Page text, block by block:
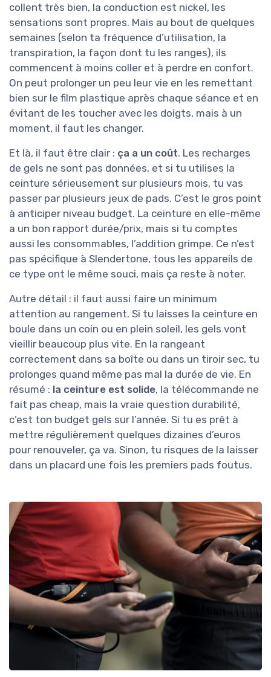
collent très bien, la conduction est nickel, les
sensations sont propres. Mais au bout de quelques
semaines (selon ta fréquence d’utilisation, la
transpiration, la façon dont tu les ranges), ils
commencent à moins coller et à perdre en confort.
On peut prolonger un peu leur vie en les remettant
bien sur le film plastique après chaque séance et en
évitant de les toucher avec les doigts, mais à un
moment, il faut les changer.
Et là, il faut être clair : ça a un coût. Les recharges
de gels ne sont pas données, et si tu utilises la
ceinture sérieusement sur plusieurs mois, tu vas
passer par plusieurs jeux de pads. C’est le gros point
à anticiper niveau budget. La ceinture en elle-même
a un bon rapport durée/prix, mais si tu comptes
aussi les consommables, l’addition grimpe. Ce n’est
pas spécifique à Slendertone, tous les appareils de
ce type ont le même souci, mais ça reste à noter.
Autre détail : il faut aussi faire un minimum
attention au rangement. Si tu laisses la ceinture en
boule dans un coin ou en plein soleil, les gels vont
vieillir beaucoup plus vite. En la rangeant
correctement dans sa boîte ou dans un tiroir sec, tu
prolonges quand même pas mal la durée de vie. En
résumé : la ceinture est solide, la télécommande ne
fait pas cheap, mais la vraie question durabilité,
c’est ton budget gels sur l’année. Si tu es prêt à
mettre régulièrement quelques dizaines d’euros
pour renouveler, ça va. Sinon, tu risques de la laisser
dans un placard une fois les premiers pads foutus.